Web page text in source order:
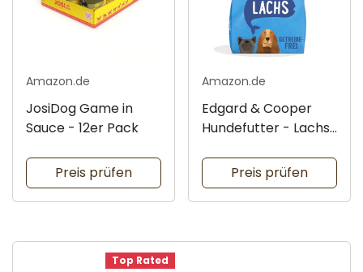
Amazon.de
JosiDog Game in
Sauce - 12er Pack
Preis prüfen
Amazon.de
Edgard & Cooper
Hundefutter - Lachs 1
Preis prüfen
Top Rated